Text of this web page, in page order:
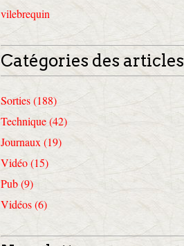
vilebrequin
Catégories des articles
Sorties (188)
Technique (42)
Journaux (19)
Vidéo (15)
Pub (9)
Vidéos (6)